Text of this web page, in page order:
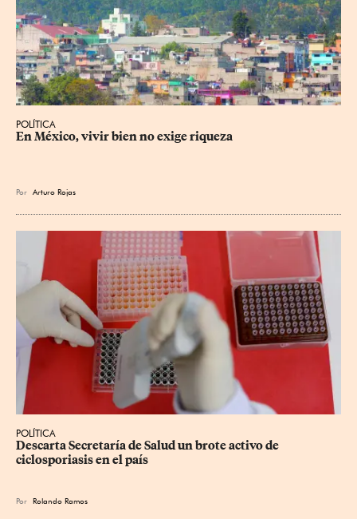
POLÍTICA
En México, vivir bien no exige riqueza
Por Arturo Rojas
POLÍTICA
Descarta Secretaría de Salud un brote activo de
ciclosporiasis en el país
Por Rolando Ramos